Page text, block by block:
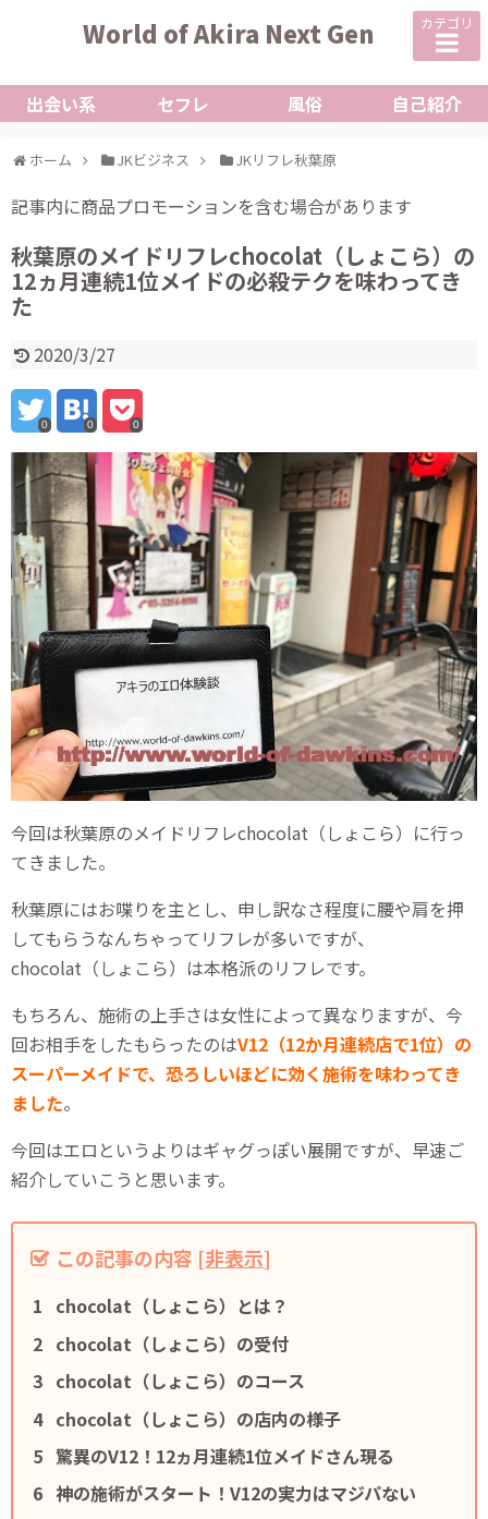
カテゴリ
World of Akira Next Gen
出会い系 セフレ 風俗 自己紹介
ホーム JKビジネス JKリフレ秋葉原
記事内に商品プロモーションを含む場合があります
秋葉原のメイドリフレchocolat（しょこら）の
12ヵ月連続1位メイドの必殺テクを味わってき
た
2020/3/27
0 0 0
今回は秋葉原のメイドリフレchocolat（しょこら）に行っ
てきました。
秋葉原にはお喋りを主とし、申し訳なさ程度に腰や肩を押
してもらうなんちゃってリフレが多いですが、
chocolat（しょこら）は本格派のリフレです。
もちろん、施術の上手さは女性によって異なりますが、今
回お相手をしたもらったのはV12（12か月連続店で1位）の
スーパーメイドで、恐ろしいほどに効く施術を味わってき
ました。
今回はエロというよりはギャグっぽい展開ですが、早速ご
紹介していこうと思います。
この記事の内容 [非表示]
chocolat（しょこら）とは？
chocolat（しょこら）の受付
chocolat（しょこら）のコース
chocolat（しょこら）の店内の様子
驚異のV12！12ヵ月連続1位メイドさん現る
神の施術がスタート！V12の実力はマジパない